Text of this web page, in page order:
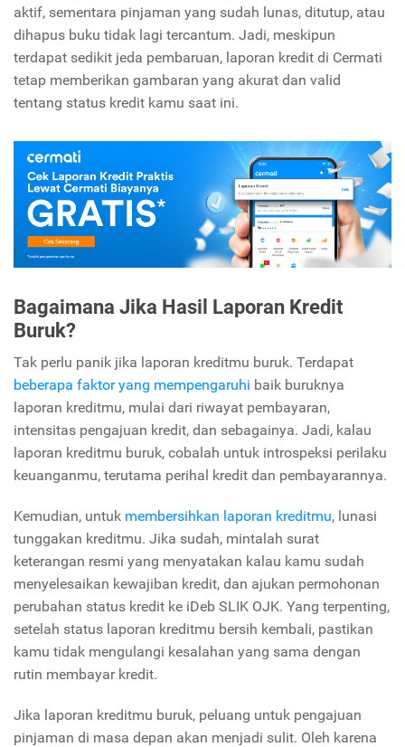
aktif, sementara pinjaman yang sudah lunas, ditutup, atau
dihapus buku tidak lagi tercantum. Jadi, meskipun
terdapat sedikit jeda pembaruan, laporan kredit di Cermati
tetap memberikan gambaran yang akurat dan valid
tentang status kredit kamu saat ini.
Bagaimana Jika Hasil Laporan Kredit
Buruk?
Tak perlu panik jika laporan kreditmu buruk. Terdapat
beberapa faktor yang mempengaruhi baik buruknya
laporan kreditmu, mulai dari riwayat pembayaran,
intensitas pengajuan kredit, dan sebagainya. Jadi, kalau
laporan kreditmu buruk, cobalah untuk introspeksi perilaku
keuanganmu, terutama perihal kredit dan pembayarannya.
Kemudian, untuk membersihkan laporan kreditmu, lunasi
tunggakan kreditmu. Jika sudah, mintalah surat
keterangan resmi yang menyatakan kalau kamu sudah
menyelesaikan kewajiban kredit, dan ajukan permohonan
perubahan status kredit ke iDeb SLIK OJK. Yang terpenting,
setelah status laporan kreditmu bersih kembali, pastikan
kamu tidak mengulangi kesalahan yang sama dengan
rutin membayar kredit.
Jika laporan kreditmu buruk, peluang untuk pengajuan
pinjaman di masa depan akan menjadi sulit. Oleh karena